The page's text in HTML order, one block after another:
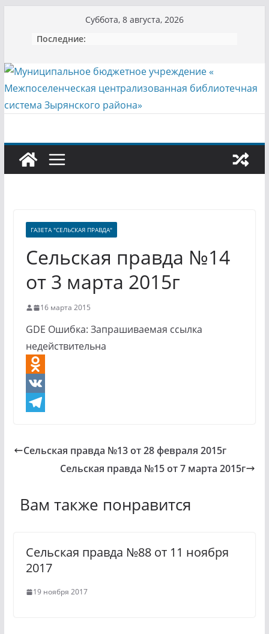
содержимому
Суббота, 8 августа, 2026
Последние:
ГАЗЕТА "СЕЛЬСКАЯ ПРАВДА"
Сельская правда №14
от 3 марта 2015г
16 марта 2015
GDE Ошибка: Запрашиваемая ссылка
недействительна
O
d
a
n
i
k
V
g
m
Сельская правда №13 от 28 февраля 2015г
Сельская правда №15 от 7 марта 2015г
Вам также понравится
Сельская правда №88 от 11 ноября
2017
19 ноября 2017